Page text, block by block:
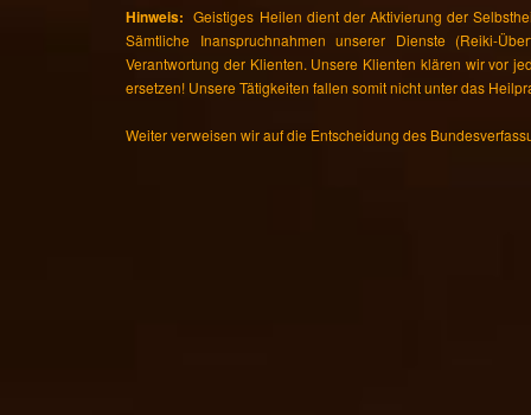
Hinweis: Geistiges Heilen dient der Aktivierung der
Sämtliche Inanspruchnahmen unserer Dienste (Reiki-
Verantwortung der Klienten. Unsere Klienten klären wir vor
ersetzen! Unsere Tätigkeiten fallen somit nicht unter das
Weiter verweisen wir auf die Entscheidung des